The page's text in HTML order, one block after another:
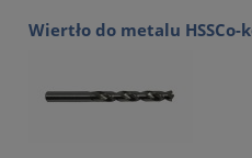
Wiertło do metalu HSSCo-